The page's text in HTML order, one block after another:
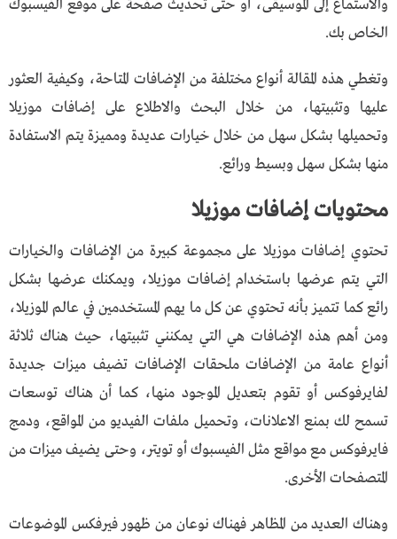
والاستماع إلى الموسيقى، أو حتى تحديث صفحة على موقع الفيسبوك
الخاص بك.
وتغطي هذه المقالة أنواع مختلفة من الإضافات المتاحة، وكيفية العثور
عليها وتثبيتها، من خلال البحث والاطلاع على إضافات موزيلا
وتحميلها بشكل سهل من خلال خيارات عديدة ومميزة يتم الاستفادة
منها بشكل سهل وبسيط ورائع.
محتوياتإضافات موزيلا
تحتوي إضافات موزيلا على مجموعة كبيرة من الإضافات والخيارات
التي يتم عرضها باستخدام إضافات موزيلا، ويمكنك عرضها بشكل
رائع كما تتميز بأنه تحتوي عن كل ما يهم المستخدمين في عالم الموزيلا،
ومن أهم هذه الإضافات هي التي يمكنني تثبيتها، حيث هناك ثلاثة
أنواع عامة من الإضافات ملحقات الإضافات تضيف ميزات جديدة
لفايرفوكس أو تقوم بتعديل الموجود منها، كما أن هناك توسعات
تسمح لك بمنع الاعلانات، وتحميل ملفات الفيديو من المواقع، ودمج
فايرفوكس مع مواقع مثل الفيسبوك أو تويتر، وحتى يضيف ميزات من
المتصفحات الأخرى.
وهناك العديد من المظاهر فهناك نوعان من ظهور فيرفكس الموضوعات